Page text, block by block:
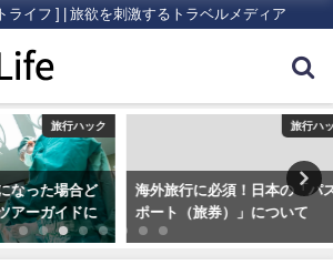
ライフ ] | 旅欲を刺激するトラベルメディア
旅行ハック
た場合ど
ガイドに
旅行ハック
海外旅行に必須！日本の「パス
ポート（旅券）」について